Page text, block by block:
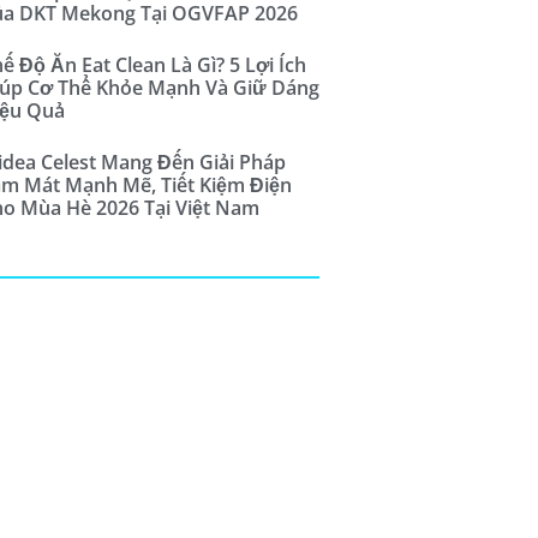
DKT Mekong Tại OGVFAP 2026
Độ Ăn Eat Clean Là Gì? 5 Lợi Ích
Cơ Thể Khỏe Mạnh Và Giữ Dáng
Quả
Celest Mang Đến Giải Pháp
Mát Mạnh Mẽ, Tiết Kiệm Điện
Mùa Hè 2026 Tại Việt Nam